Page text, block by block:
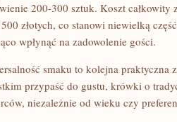
200-300 sztuk. Koszt
złotych, co stanowi niewielką
wpłynąć na zadowolenie gości.
smaku to kolejna praktyczna
przypaść do gustu, krówki o
niezależnie od wieku czy